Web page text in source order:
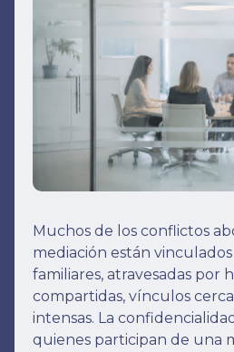
Muchos de los conflictos
mediación están
familiares, atravesadas por
compartidas, vínculos
intensas. La
quienes participan de una